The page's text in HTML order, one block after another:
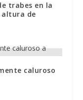
trabes en la
altura de
caluroso